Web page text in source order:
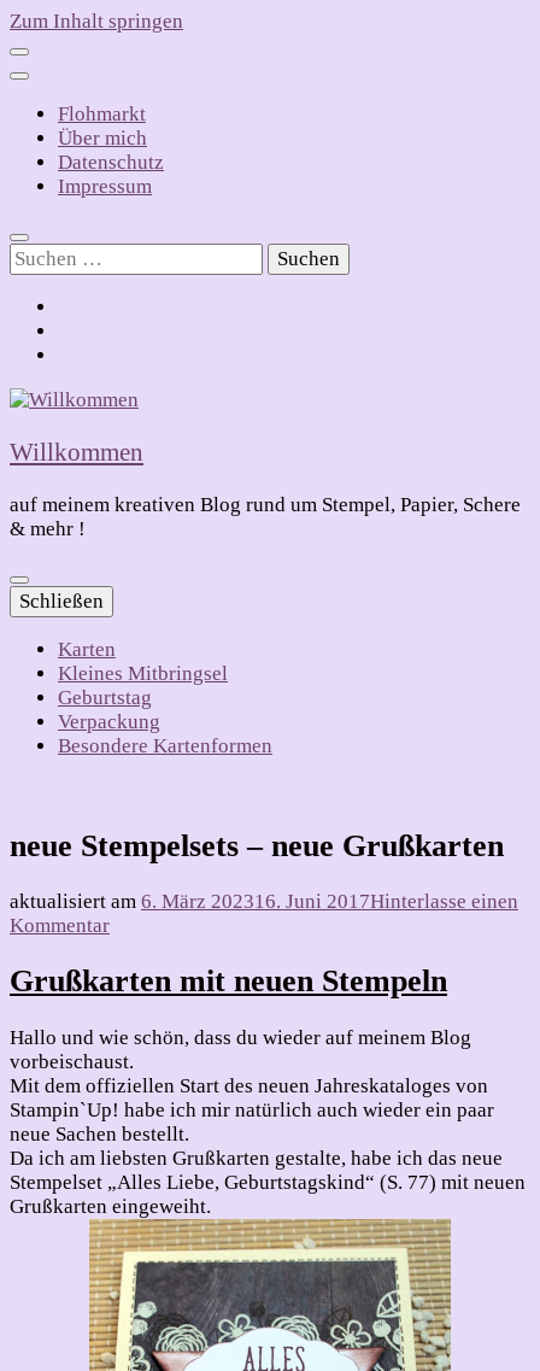
Zum Inhalt springen
Flohmarkt
Über mich
Datenschutz
Impressum
Suchen
nach:
Willkommen
auf meinem kreativen Blog rund um Stempel, Papier, Schere
& mehr !
Schließen
Karten
Kleines Mitbringsel
Geburtstag
Verpackung
Besondere Kartenformen
neue Stempelsets – neue Grußkarten
aktualisiert am 6. März 202316. Juni 2017Hinterlasse einen
Kommentarzu
Stempelsets
–
Grußkarten
Grußkarten mit neuen Stempeln
Hallo und wie schön, dass du wieder auf meinem Blog
vorbeischaust.
Mit dem offiziellen Start des neuen Jahreskataloges von
Stampin`Up! habe ich mir natürlich auch wieder ein paar
neue Sachen bestellt.
Da ich am liebsten Grußkarten gestalte, habe ich das neue
Stempelset „Alles Liebe, Geburtstagskind“ (S. 77) mit neuen
Grußkarten eingeweiht.